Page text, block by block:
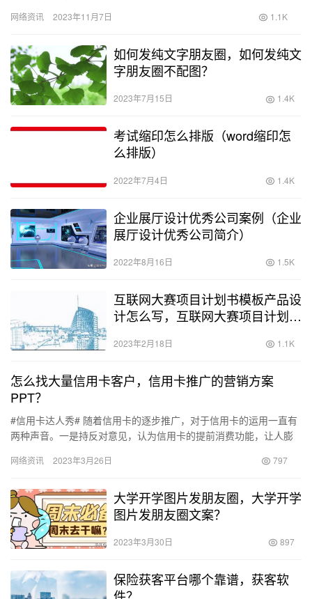
老年…
网络资讯 2023年11月7日 1.1K
如何发纯文字朋友圈，如何发纯文
字朋友圈不配图？
2023年7月15日 1.4K
考试缩印怎么排版（word缩印怎
么排版）
2022年7月4日 1.4K
企业展厅设计优秀公司案例（企业
展厅设计优秀公司简介）
2022年8月16日 1.5K
互联网大赛项目计划书模板产品设
计怎么写，互联网大赛项目计划书
2023年2月18日 1.1K
怎么找大量信用卡客户，信用卡推广的营销方案
PPT？
#信用卡达人秀# 随着信用卡的逐步推广，对于信用卡的运用一直有
两种声音。一是持反对意见，认为信用卡的提前消费功能，让人膨
一…
网络资讯 2023年3月26日 797
大学开学图片发朋友圈，大学开学
图片发朋友圈文案？
2023年3月30日 897
保险获客平台哪个靠谱，获客软